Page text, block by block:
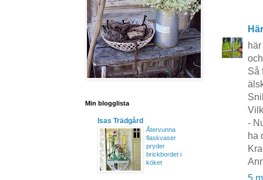
Så
-
ha
5
Min blogglista
Isas Trädgård
Återvunna
flaskvaser
pryder
brickbordet i
köket